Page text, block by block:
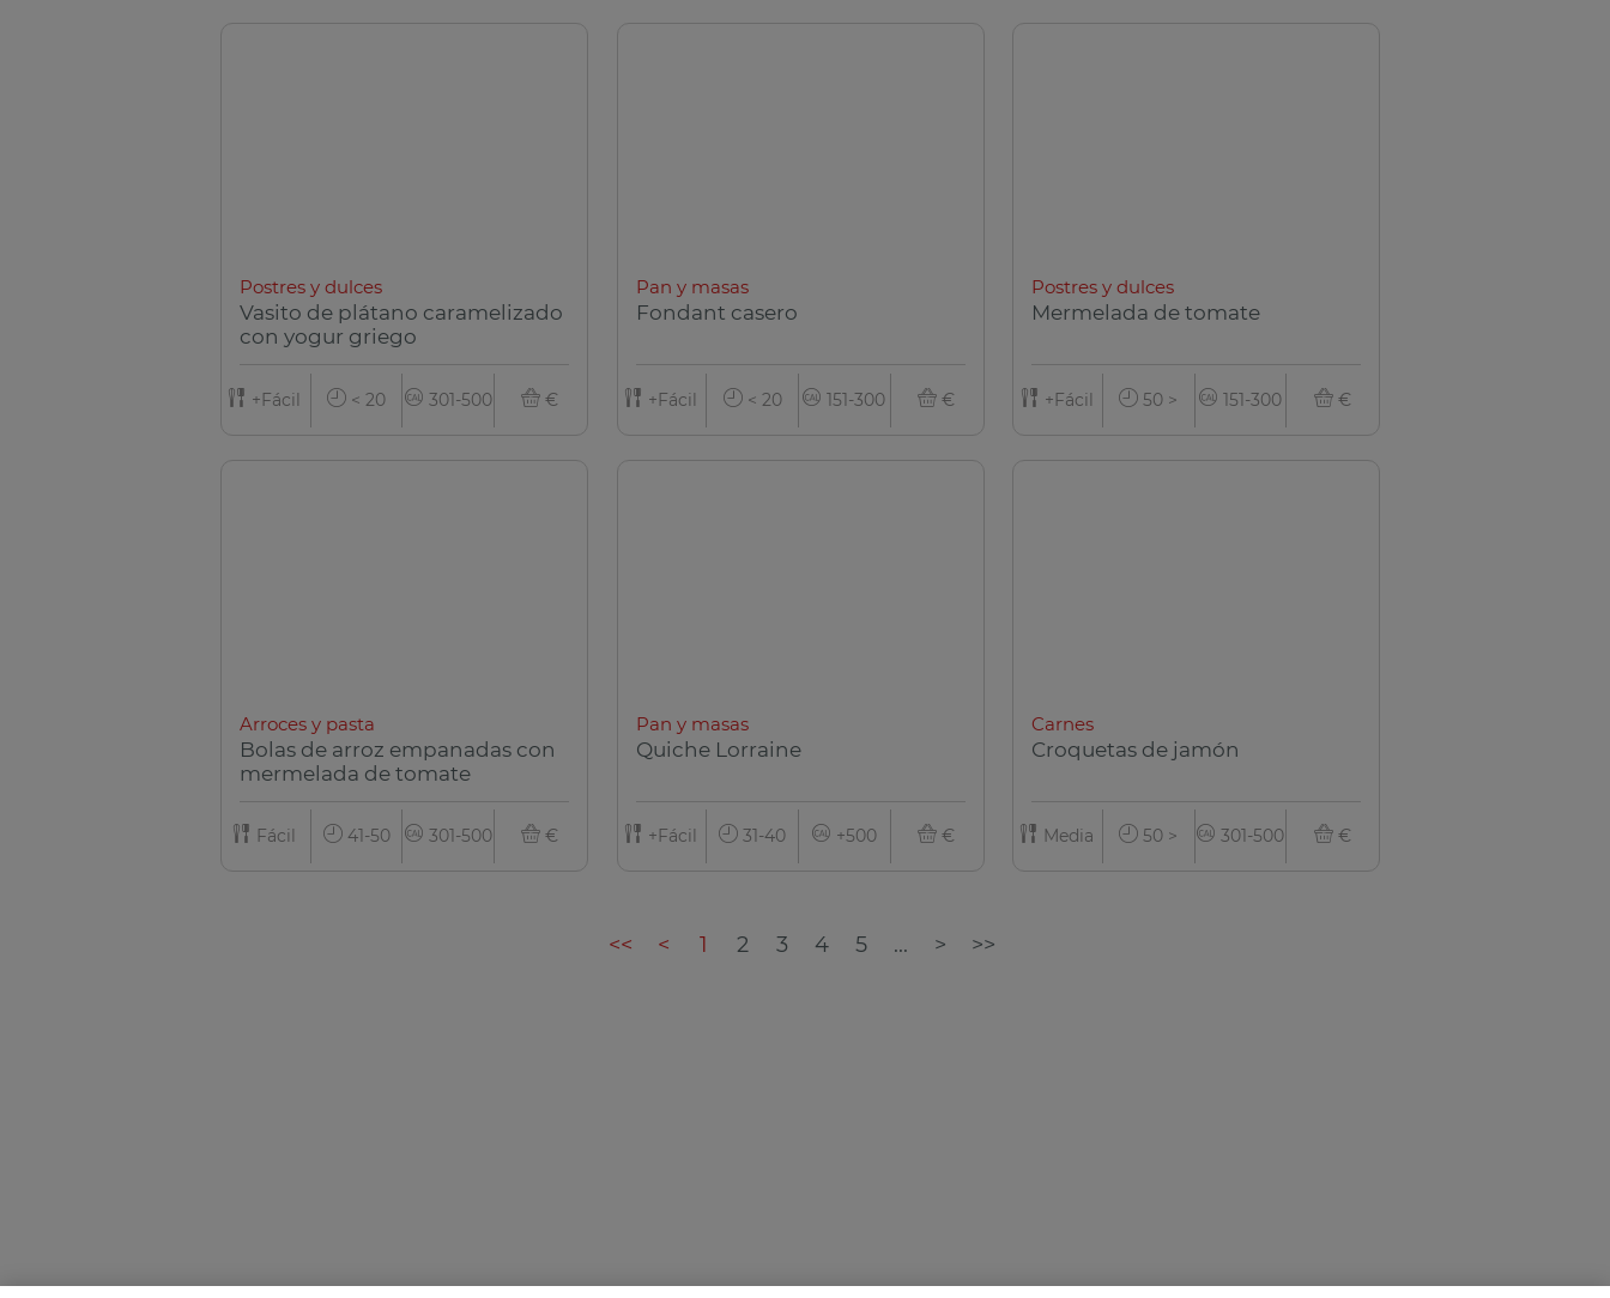
Postres y dulces
Vasito de plátano caramelizado
con yogur griego
+Fácil < 20 301-500 €
Pan y masas
Fondant casero
+Fácil < 20 151-300 €
Postres y dulces
Mermelada de tomate
+Fácil 50 > 151-300 €
Arroces y pasta
Bolas de arroz empanadas con
mermelada de tomate
Fácil 41-50 301-500 €
Pan y masas
Quiche Lorraine
+Fácil 31-40 +500 €
Carnes
Croquetas de jamón
Media 50 > 301-500 €
<< < 1 2 3 4 5 ... > >>